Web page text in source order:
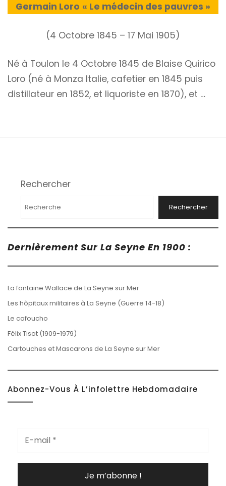
Germain Loro « Le médecin des pauvres »
(4 Octobre 1845 – 17 Mai 1905)
Né à Toulon le 4 Octobre 1845 de Blaise Quirico
Loro (né à Monza Italie, cafetier en 1845 puis
distillateur en 1852, et liquoriste en 1870), et …
Rechercher
Rechercher
Dernièrement Sur La Seyne En 1900 :
La fontaine Wallace de La Seyne sur Mer
Les hôpitaux militaires à La Seyne (Guerre 14-18)
Le cafoucho
Félix Tisot (1909-1979)
Cartouches et Mascarons de La Seyne sur Mer
Abonnez-Vous À L’infolettre Hebdomadaire